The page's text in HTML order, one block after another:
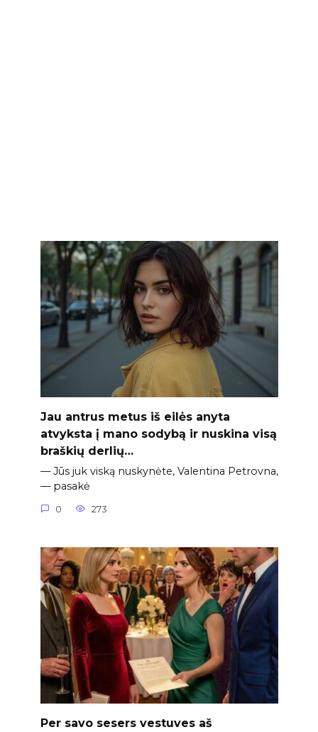
Jau antrus metus iš eilės anyta
atvyksta į mano sodybą ir nuskina visą
braškių derlių…
— Jūs juk viską nuskynėte, Valentina Petrovna,
— pasakė
0 273
Per savo sesers vestuves aš